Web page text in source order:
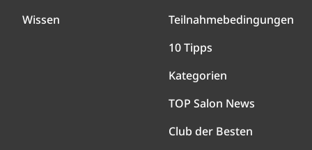
Wissen
Teilnahmebedingungen
10 Tipps
Kategorien
TOP Salon News
Club der Besten